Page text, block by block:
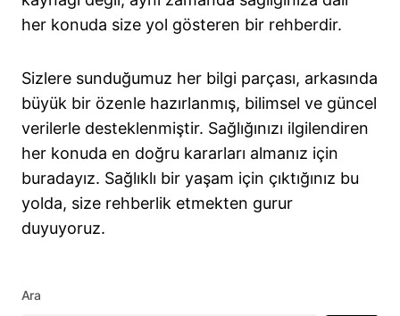
her konuda size yol gösteren bir rehberdir.
Sizlere sunduğumuz her bilgi parçası, arkasında
büyük bir özenle hazırlanmış, bilimsel ve güncel
verilerle desteklenmiştir. Sağlığınızı ilgilendiren
her konuda en doğru kararları almanız için
buradayız. Sağlıklı bir yaşam için çıktığınız bu
yolda, size rehberlik etmekten gurur
duyuyoruz.
Ara